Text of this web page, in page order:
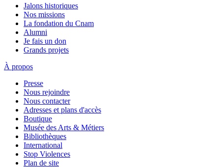
Jalons historiques
Nos missions
La fondation du Cnam
Alumni
Je fais un don
Grands projets
À propos
Presse
Nous rejoindre
Nous contacter
Adresses et plans d'accès
Boutique
Musée des Arts & Métiers
Bibliothèques
International
Stop Violences
Plan de site